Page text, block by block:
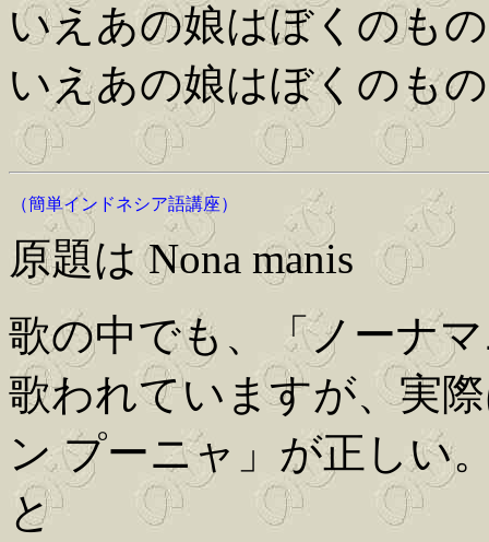
いえあの娘はぼくのも
いえあの娘はぼくのも
（簡単インドネシア語講座）
原題は Nona manis
歌の中でも、「ノーナ
歌われていますが、実
ン プーニャ」が正しい
と